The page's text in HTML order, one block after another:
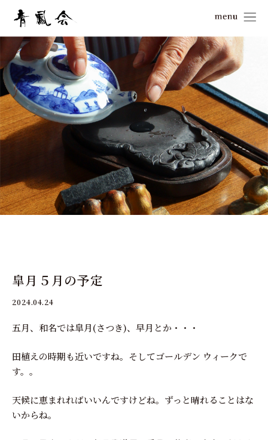
皐月５月の予定
2024.04.24
五月、和名では皐月(さつき)、早月とか・・・
田植えの時期も近いですね。そしてゴールデン ウィークで
す。。
天候に恵まれればいいんですけどね。ずっと晴れることはな
いからね。